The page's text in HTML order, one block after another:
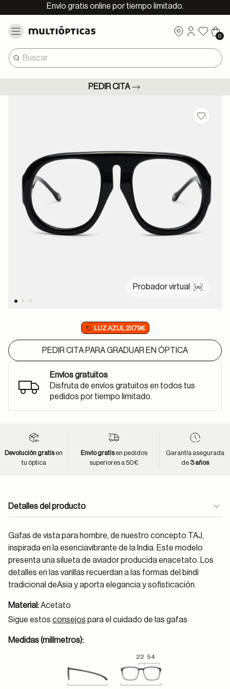
Envío gratis online por tiempo limitado.
0
PEDIR CITA
Probador virtual
LUZ AZUL 2X79€
PEDIR CITA PARA GRADUAR EN ÓPTICA
Envíos gratuitos
Disfruta de envíos gratuitos en todos tus
pedidos por tiempo limitado.
Devolución gratisen
tu óptica
Envío gratisen pedidos
superiores a 50€
Garantía asegurada
de 3 años
Detalles del producto
Gafas de vista para hombre, de nuestro concepto TAJ,
inspirada en la esenciavibrante de la India. Este modelo
presenta una silueta de aviador producida enacetato. Los
detalles en las varillas recuerdan a las formas del bindi
tradicional deAsia y aporta elegancia y sofisticación.
Material:Acetato
Sigue estos consejos para el cuidado de las gafas
Medidas (milímetros):
22 54